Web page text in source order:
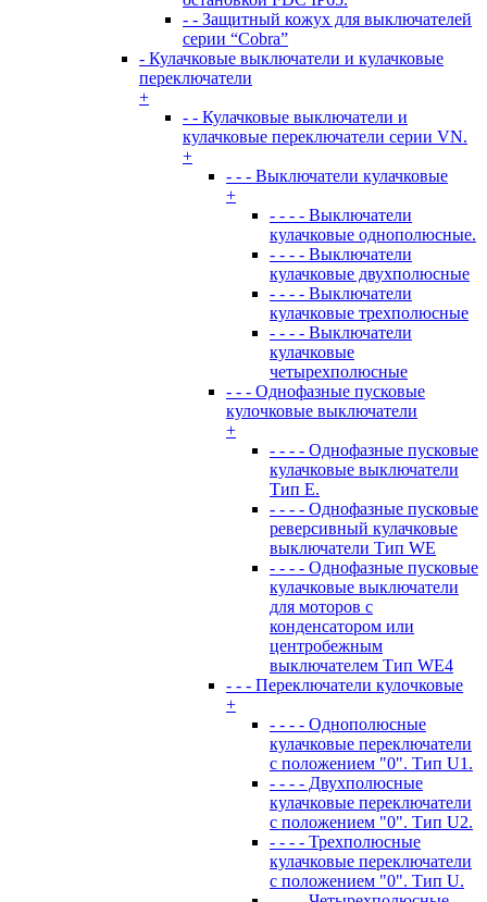
- - Защитный кожух для выключателей
серии “Cobra”
- Кулачковые выключатели и кулачковые
переключатели
+
- - Кулачковые выключатели и
кулачковые переключатели серии VN.
+
- - - Выключатели кулачковые
+
- - - - Выключатели
кулачковые однополюсные.
- - - - Выключатели
кулачковые двухполюсные
- - - - Выключатели
кулачковые трехполюсные
- - - - Выключатели
кулачковые
четырехполюсные
- - - Однофазные пусковые
кулочковые выключатели
+
- - - - Однофазные пусковые
кулачковые выключатели
Тип E.
- - - - Однофазные пусковые
реверсивный кулачковые
выключатели Тип WE
- - - - Однофазные пусковые
кулачковые выключатели
для моторов с
конденсатором или
центробежным
выключателем Тип WE4
- - - Переключатели кулочковые
+
- - - - Однополюсные
кулачковые переключатели
с положением "0". Тип U1.
- - - - Двухполюсные
кулачковые переключатели
с положением "0". Тип U2.
- - - - Трехполюсные
кулачковые переключатели
с положением "0". Тип U.